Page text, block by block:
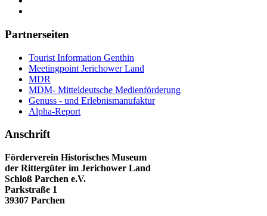
Partnerseiten
Tourist Information Genthin
Meetingpoint Jerichower Land
MDR
MDM- Mitteldeutsche Medienförderung
Genuss - und Erlebnismanufaktur
Alpha-Report
Anschrift
Förderverein Historisches Museum
der Rittergüter im Jerichower Land
Schloß Parchen e.V.
Parkstraße 1
39307 Parchen